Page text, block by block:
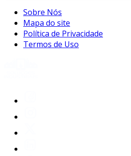
Sobre Nós
Mapa do site
Política de Privacidade
Termos de Uso